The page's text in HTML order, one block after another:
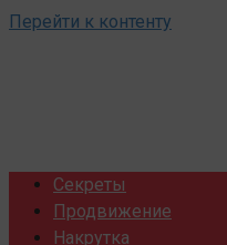
Перейти к контенту
Секреты
Продвижение
Накрутка